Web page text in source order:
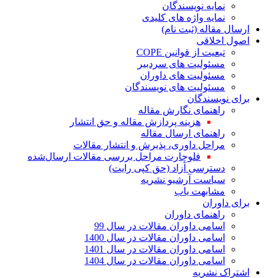
نمایه نویسندگان
نمایه واژه های کلیدی
ارسال مقاله (ثبت نام)
اصول اخلاقی
تبعیت از قوانین COPE
مسئولیت های سردبیر
مسئولیت های داوران
مسئولیت های نویسندگان
برای نویسندگان
راهنمای نگارش مقاله
هزینه پردازش مقاله و حق انتشار
راهنمای ارسال مقاله
مراحل داوری، پذیرش و انتشار مقالات
فلوچارت مراحل بررسی مقالات ارسال‌شده
دسترسی آزاد (حق کپی رایت)
سیاست آرشیو نشریه
مشابهت یاب
برای داوران
راهنمای داوران
اسامی داوران مقالات در سال 99
اسامی داوران مقالات در سال 1400
اسامی داوران مقالات در سال 1401
اسامی داوران مقالات در سال 1404
اشتراک نشریه